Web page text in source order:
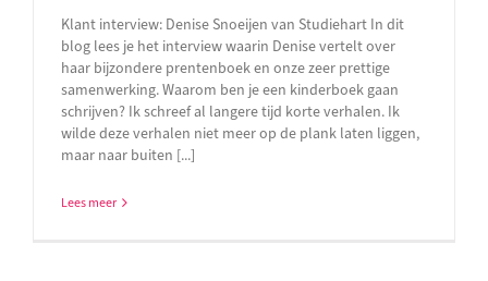
Klant interview: Denise Snoeijen van Studiehart In dit
blog lees je het interview waarin Denise vertelt over
haar bijzondere prentenboek en onze zeer prettige
samenwerking. Waarom ben je een kinderboek gaan
schrijven? Ik schreef al langere tijd korte verhalen. Ik
wilde deze verhalen niet meer op de plank laten liggen,
maar naar buiten [...]
Lees meer